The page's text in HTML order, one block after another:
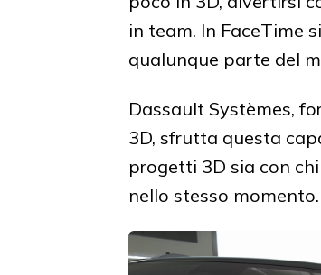
in team. In FaceTime
qualunque parte del
Dassault Systèmes,
3D, sfrutta questa
progetti 3D sia con
nello stesso momento.